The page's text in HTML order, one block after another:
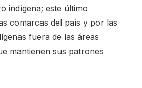
indígena; este último
comarcas del país y por las
fuera de las áreas
mantienen sus patrones